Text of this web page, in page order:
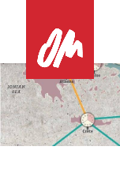
content